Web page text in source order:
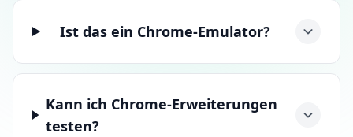
Ist das ein Chrome-Emulator?
Kann ich Chrome-Erweiterungen
testen?